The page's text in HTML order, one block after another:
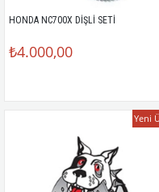
HONDA NC700X DİŞLİ SETİ
₺4.000,00
Yeni